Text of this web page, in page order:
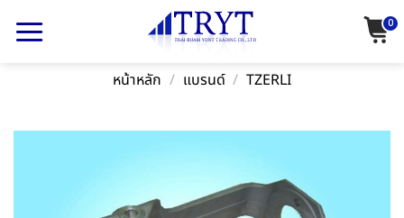
0
หน้าหลัก / แบรนด์ / TZERLI